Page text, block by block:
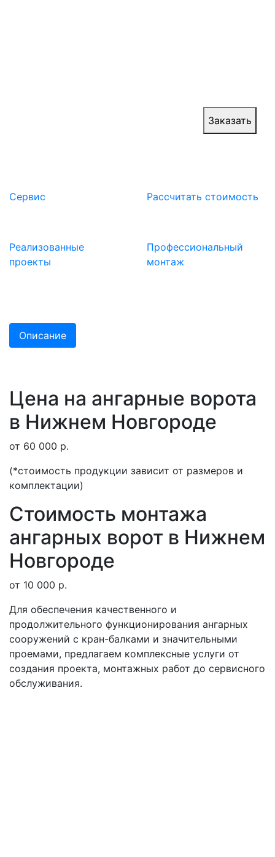
Заказать
Сервис Расcчитать стоимость
Реализованные
проекты
Профессиональный
монтаж
Описание
Цена на ангарные ворота
в Нижнем Новгороде
от 60 000 р.
(*стоимость продукции зависит от размеров и
комплектации)
Стоимость монтажа
ангарных ворот в Нижнем
Новгороде
от 10 000 р.
Для обеспечения качественного и
продолжительного функционирования ангарных
сооружений с кран-балками и значительными
проемами, предлагаем комплексные услуги от
создания проекта, монтажных работ до сервисного
обслуживания.